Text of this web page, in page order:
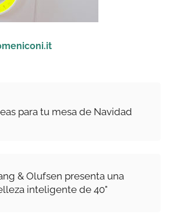
para tu mesa de Navidad
& Olufsen presenta una
inteligente de 40"